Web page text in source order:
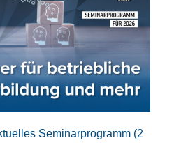
Seminarprogramm (2